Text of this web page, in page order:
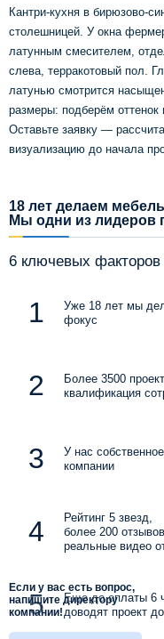
Кантри-кухня в бирюзово-
столешницей. У окна
латунным смесителем,
слева, терракотовый пол.
латунью смотрится
размеры: подберём
Оставьте заявку —
визуализацию до начала
18 лет делаем
Мы одни из лидеров
6 ключевых факторов
Уже 18 лет мы
фокус
Более 3500
квалификация
У нас
компании
Рейтинг 5 звезд,
более 200 отзывов,
реальные видео
Еще до оплаты 6
доводят проект
Если у вас есть вопрос,
напишите директору
компании!